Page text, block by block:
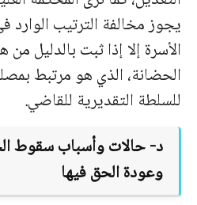
الأسرة إلا إذا ثبت بالدليل
الحضانة، الذي هو مرتبط
للسلطة التقديرية للقاضي.
د- حالات وأسباب سقوط
وعودة الحق فيها